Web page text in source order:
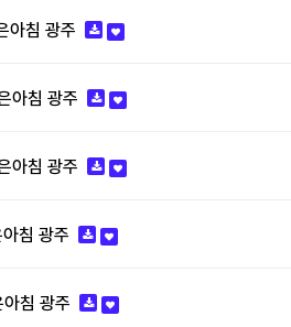
아침 광주
아침 광주
아침 광주
침 광주
침 광주